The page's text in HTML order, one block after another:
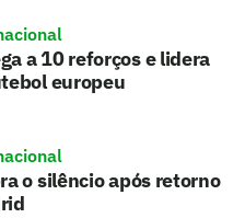
a 10 reforços e lidera
europeu
o silêncio após retorno